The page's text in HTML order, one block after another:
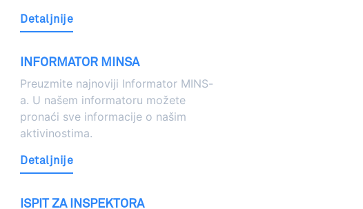
Detaljnije
INFORMATOR MINSA
Preuzmite najnoviji Informator MINS-
a. U našem informatoru možete
pronaći sve informacije o našim
aktivinostima.
Detaljnije
ISPIT ZA INSPEKTORA